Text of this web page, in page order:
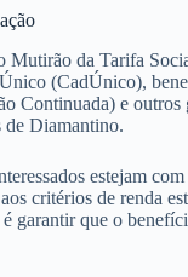
Mutirão da Tarifa
(CadÚnico),
Continuada) e outros
de Diamantino.
estejam
critérios de renda
garantir que o